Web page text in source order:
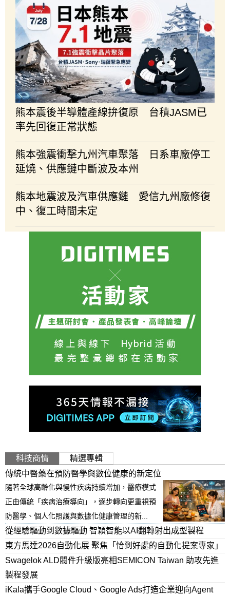
熊本震後半導體產線拚復原 台積JASM已
率先回復正常狀態
熊本強震衝擊九州汽車聚落 日系車廠停工
延燒、供應鏈中斷波及本州
熊本地震波及汽車供應鏈 愛信九州廠修復
中、復工時間未定
科技商情
精選專輯
傳統中醫藥在預防醫學與數位健康的新定位
隨著全球高齡化與慢性疾病持續增加，醫療模式
正由傳統「疾病治療導向」，逐步轉向更重視預
防醫學、個人化照護與數據化健康管理的新...
從經驗驅動到數據驅動 智穎智能以AI翻轉射出成型製程
東方馬達2026自動化展 聚焦「恰到好處的自動化提案專家」
Swagelok ALD閥件升級版亮相SEMICON Taiwan 助攻先進
製程發展
iKala攜手Google Cloud、Google Ads打造企業迎向Agent